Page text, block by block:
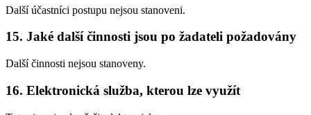
Další účastníci postupu nejsou stanoveni.
15. Jaké další činnosti jsou po žadateli požadovány
Další činnosti nejsou stanoveny.
16. Elektronická služba, kterou lze využít